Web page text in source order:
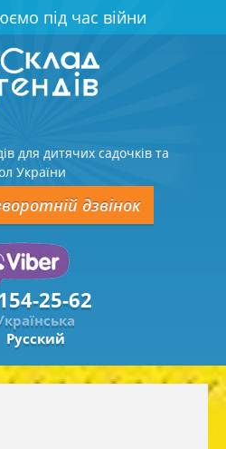
під час війни
для дитячих садочків та
України
дзвінок
25-62
Русский